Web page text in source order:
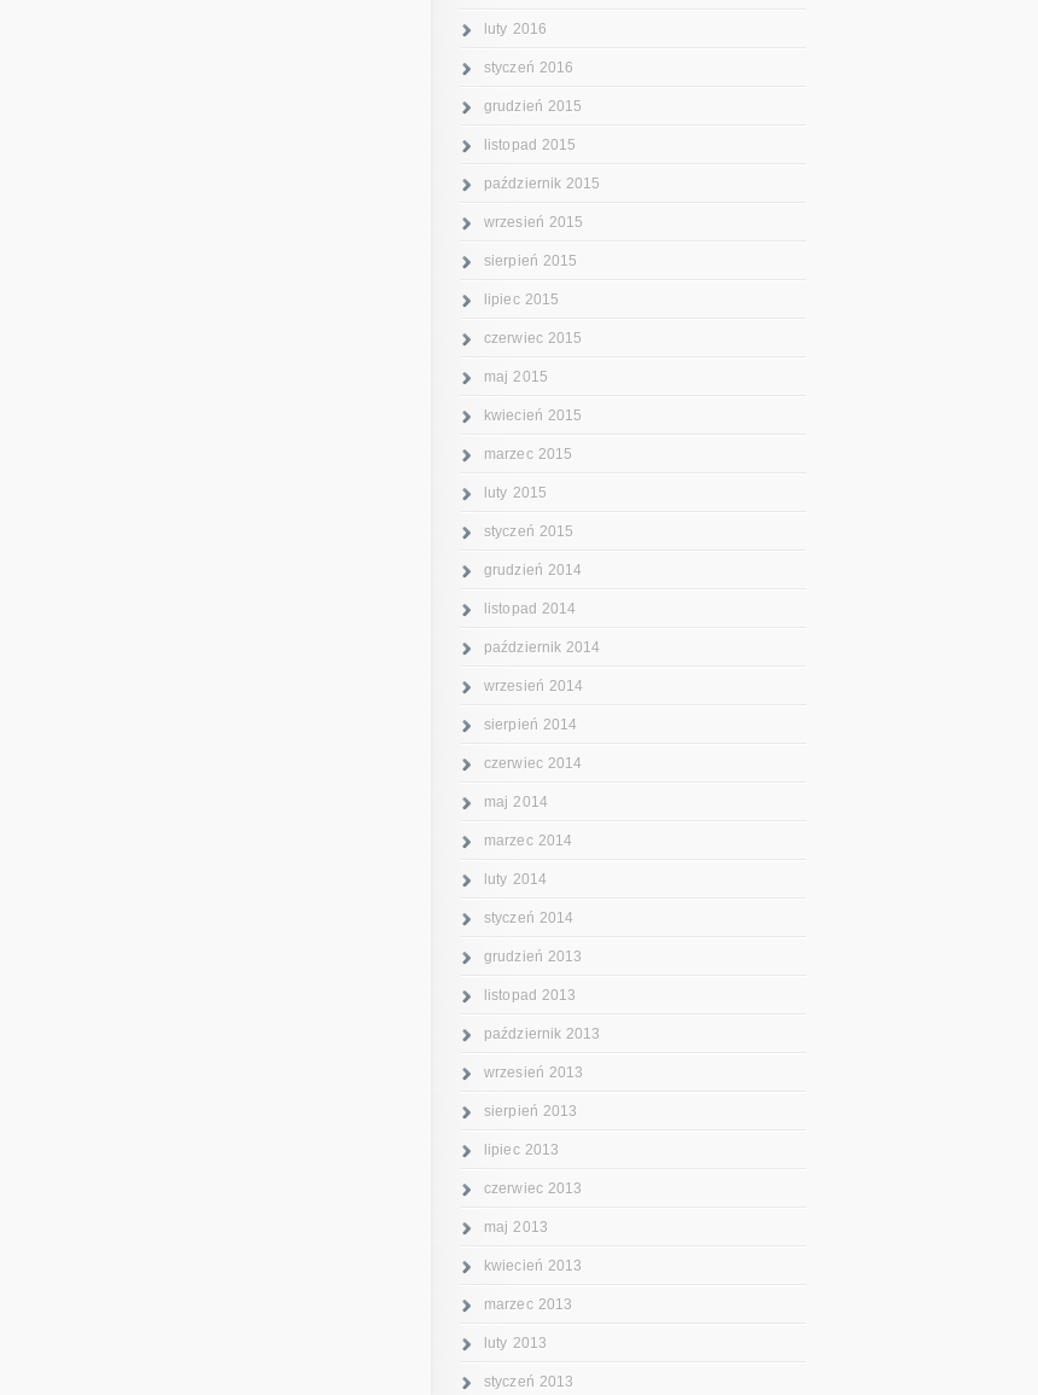
luty 2016
styczeń 2016
grudzień 2015
listopad 2015
październik 2015
wrzesień 2015
sierpień 2015
lipiec 2015
czerwiec 2015
maj 2015
kwiecień 2015
marzec 2015
luty 2015
styczeń 2015
grudzień 2014
listopad 2014
październik 2014
wrzesień 2014
sierpień 2014
czerwiec 2014
maj 2014
marzec 2014
luty 2014
styczeń 2014
grudzień 2013
listopad 2013
październik 2013
wrzesień 2013
sierpień 2013
lipiec 2013
czerwiec 2013
maj 2013
kwiecień 2013
marzec 2013
luty 2013
styczeń 2013